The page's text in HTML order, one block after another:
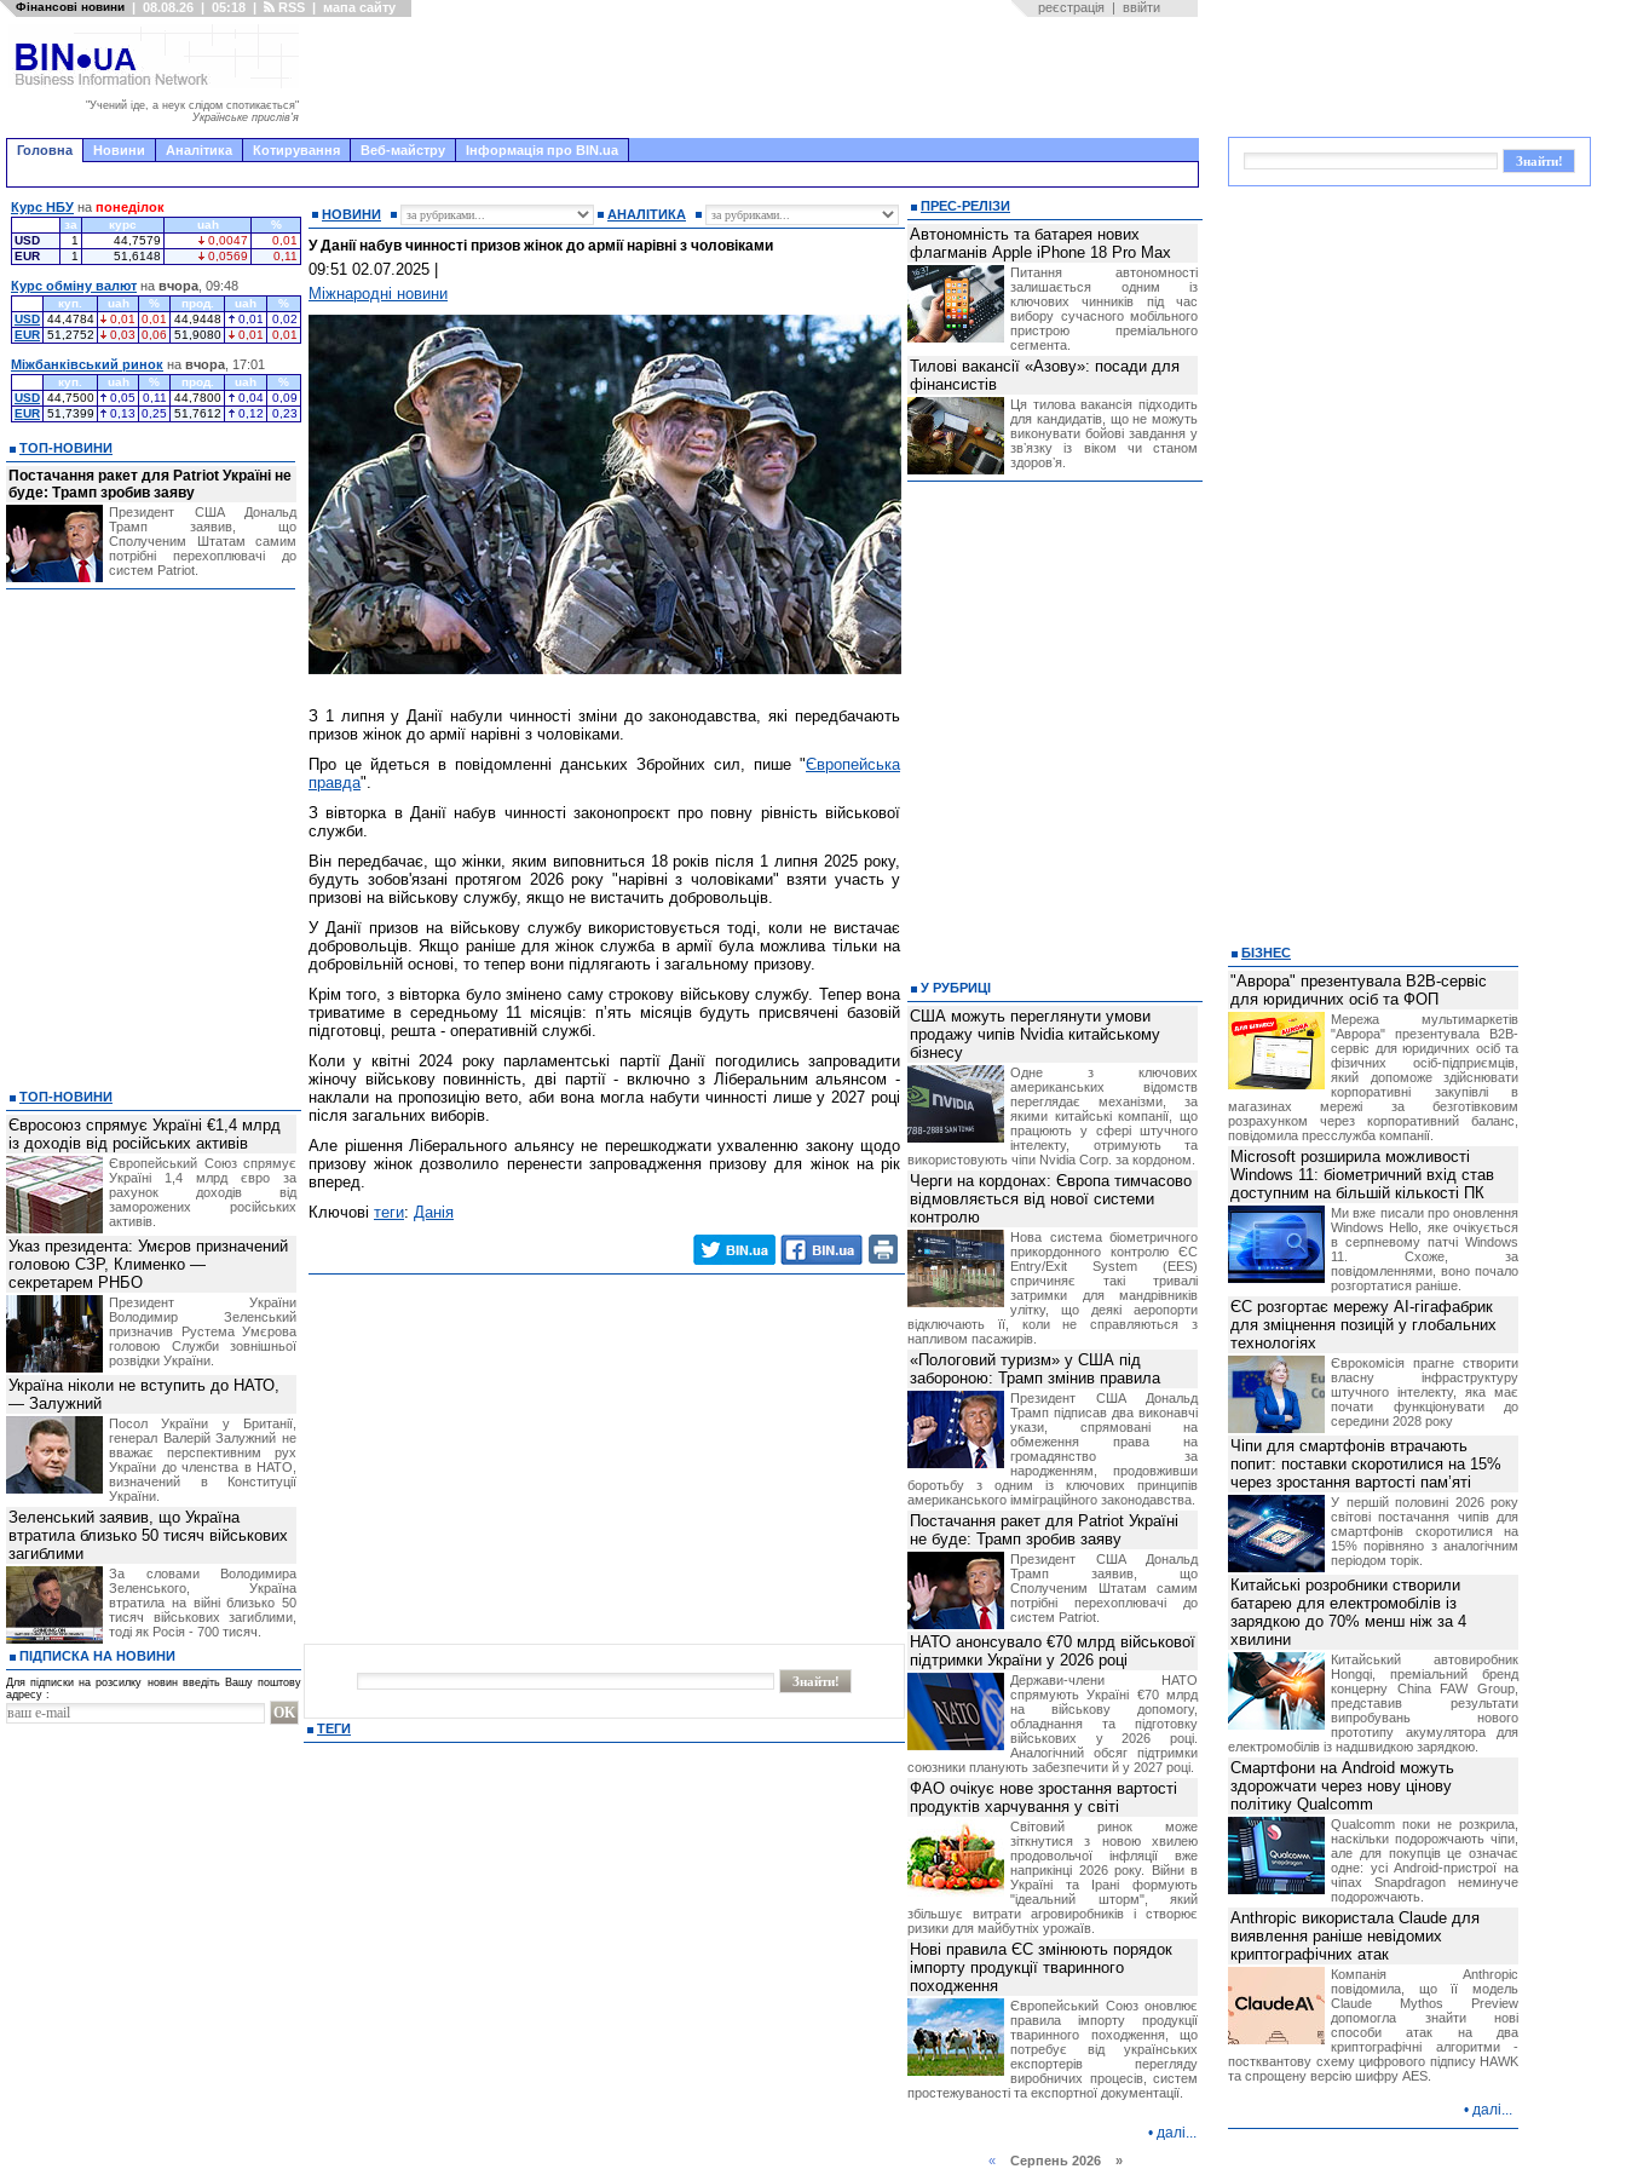
Фінансові новини | 08.08.26 | 05:18 | RSS | мапа сайту реєстрація | ввійти
"Учений іде, а неук слідом спотикається"
Українське прислів'я
Головна Новини Аналітика Котирування Веб-майстру Інформація про BIN.ua
НОВИНИ АНАЛІТИКА
У Данії набув чинності призов жінок до армії нарівні з чоловіками
09:51 02.07.2025
Міжнародні новини
З 1 липня у Данії набули чинності зміни до законодавства, які передбачають
призов жінок до армії нарівні з чоловіками.
Про це йдеться в повідомленні данських Збройних сил, пише "Європейська
правда".
З вівторка в Данії набув чинності законопроєкт про повну рівність військової
служби.
Він передбачає, що жінки, яким виповниться 18 років після 1 липня 2025 року,
будуть зобов'язані протягом 2026 року "нарівні з чоловіками" взяти участь у
призові на військову службу, якщо не вистачить добровольців.
У Данії призов на військову службу використовується тоді, коли не вистачає
добровольців. Якщо раніше для жінок служба в армії була можлива тільки на
добровільній основі, то тепер вони підлягають і загальному призову.
Крім того, з вівторка було змінено саму строкову військову службу. Тепер вона
триватиме в середньому 11 місяців: пʼять місяців будуть присвячені базовій
підготовці, решта - оперативній службі.
Коли у квітні 2024 року парламентські партії Данії погодились запровадити
жіночу військову повинність, дві партії - включно з Ліберальним альянсом -
наклали на пропозицію вето, аби вона могла набути чинності лише у 2027 році
після загальних виборів.
Але рішення Ліберального альянсу не перешкоджати ухваленню закону щодо
призову жінок дозволило перенести запровадження призову для жінок на рік
вперед.
Ключові теги: Данія
ТЕГИ
Курс НБУ на понеділок
за курс uah
%
USD
1 44,7579 0,0047
0,01
EUR
1 51,6148 0,0569 0,11
Курс обміну валют на вчора , 09:48
куп. uah % прод. uah
%
USD 44,4784 0,01 0,01 44,9448 0,01
0,02
EUR 51,2752 0,03 0,06 51,9080 0,01 0,01
Міжбанківський ринок на вчора , 17:01
куп. uah % прод. uah
%
USD 44,7500 0,05 0,11 44,7800 0,04
0,09
EUR 51,7399 0,13 0,25 51,7612 0,12 0,23
ТОП-НОВИНИ
Постачання ракет для Patriot Україні не
буде: Трамп зробив заяву
Президент США Дональд
Трамп заявив, що
Сполученим Штатам самим
потрібні перехоплювачі до
систем Patriot.
ТОП-НОВИНИ
Євросоюз спрямує Україні €1,4 млрд
із доходів від російських активів
Європейський Союз спрямує
Україні 1,4 млрд євро за
рахунок доходів від
заморожених російських
активів.
Указ президента: Умєров призначений
головою СЗР, Клименко —
секретарем РНБО
Президент України
Володимир Зеленський
призначив Pустема Умєрова
головою Служби зовнішньої
розвідки України.
Україна ніколи не вступить до НАТО,
— Залужний
Посол України у Британії,
генерал Валерій Залужний не
вважає перспективним рух
України до членства в НАТО,
визначений в Конституції
України.
Зеленський заявив, що Україна
втратила близько 50 тисяч військових
загиблими
За словами Володимира
Зеленського, Україна
втратила на війні близько 50
тисяч військових загиблими,
тоді як Росія - 700 тисяч.
ПІДПИСКА НА НОВИНИ
Для підписки на розсилку новин введіть Вашу поштову
адресу :
ПРЕС-РЕЛІЗИ
Автономність та батарея нових
флагманів Apple iPhone 18 Pro Max
Питання автономності
залишається одним із
ключових чинників під час
вибору сучасного мобільного
пристрою преміального
сегмента.
Тилові вакансії «Азову»: посади для
фінансистів
Ця тилова вакансія підходить
для кандидатів, що не можуть
виконувати бойові завдання у
звʼязку із віком чи станом
здоровʼя.
У РУБРИЦІ
США можуть переглянути умови
продажу чипів Nvidia китайському
бізнесу
Одне з ключових
американських відомств
переглядає механізми, за
якими китайські компанії, що
працюють у сфері штучного
інтелекту, отримують та
використовують чіпи Nvidia Corp. за кордоном.
Черги на кордонах: Європа тимчасово
відмовляється від нової системи
контролю
Нова система біометричного
прикордонного контролю ЄС
Entry/Exit System (EES)
спричиняє такі тривалі
затримки для мандрівників
улітку, що деякі аеропорти
відключають її, коли не справляються з
напливом пасажирів.
«Пологовий туризм» у США під
забороною: Трамп змінив правила
Президент США Дональд
Трамп підписав два виконавчі
укази, спрямовані на
обмеження права на
громадянство за
народженням, продовживши
боротьбу з одним із ключових принципів
американського імміграційного законодавства.
Постачання ракет для Patriot Україні
не буде: Трамп зробив заяву
Президент США Дональд
Трамп заявив, що
Сполученим Штатам самим
потрібні перехоплювачі до
систем Patriot.
НАТО анонсувало €70 млрд військової
підтримки України у 2026 році
Держави-члени НАТО
спрямують Україні €70 млрд
на військову допомогу,
обладнання та підготовку
військових у 2026 році.
Аналогічний обсяг підтримки
союзники планують забезпечити й у 2027 році.
ФАО очікує нове зростання вартості
продуктів харчування у світі
Світовий ринок може
зіткнутися з новою хвилею
продовольчої інфляції вже
наприкінці 2026 року. Війни в
Україні та Ірані формують
"ідеальний шторм", який
збільшує витрати агровиробників і створює
ризики для майбутніх урожаїв.
Нові правила ЄС змінюють порядок
імпорту продукції тваринного
походження
Європейський Союз оновлює
правила імпорту продукції
тваринного походження, що
потребує від українських
експортерів перегляду
виробничих процесів, систем
простежуваності та експортної документації.
• далі...
«Серпень 2026 »
БІЗНЕС
"Аврора" презентувала B2B-сервіс
для юридичних осіб та ФОП
Мережа мультимаркетів
"Аврора" презентувала B2B-
сервіс для юридичних осіб та
фізичних осіб-підприємців,
який допоможе здійснювати
корпоративні закупівлі в
магазинах мережі за безготівковим
розрахунком через корпоративний баланс,
повідомила пресслужба компанії.
Microsoft розширила можливості
Windows 11: біометричний вхід став
доступним на більшій кількості ПК
Ми вже писали про оновлення
Windows Hello, яке очікується
в серпневому патчі Windows
11. Схоже, за
повідомленнями, воно почало
розгортатися раніше.
ЄС розгортає мережу AI-гігафабрик
для зміцнення позицій у глобальних
технологіях
Єврокомісія прагне створити
власну інфраструктуру
штучного інтелекту, яка має
почати функціонувати до
середини 2028 року
Чіпи для смартфонів втрачають
попит: поставки скоротилися на 15%
через зростання вартості пам’яті
У першій половині 2026 року
світові постачання чипів для
смартфонів скоротилися на
15% порівняно з аналогічним
періодом торік.
Китайські розробники створили
батарею для електромобілів із
зарядкою до 70% менш ніж за 4
хвилини
Китайський автовиробник
Hongqi, преміальний бренд
концерну China FAW Group,
представив результати
випробувань нового
прототипу акумулятора для
електромобілів із надшвидкою зарядкою.
Смартфони на Android можуть
здорожчати через нову цінову
політику Qualcomm
Qualcomm поки не розкрила,
наскільки подорожчають чіпи,
але для покупців це означає
одне: усі Android-пристрої на
чіпах Snapdragon неминуче
подорожчають.
Anthropic використала Claude для
виявлення раніше невідомих
криптографічних атак
Компанія Anthropic
повідомила, що її модель
Claude Mythos Preview
допомогла знайти нові
способи атак на два
криптографічні алгоритми -
постквантову схему цифрового підпису HAWK
та спрощену версію шифру AES.
• далі...